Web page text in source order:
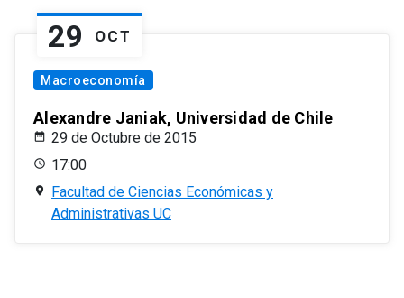
29 OCT
Macroeconomía
Alexandre Janiak, Universidad de Chile
29 de Octubre de 2015
17:00
Facultad de Ciencias Económicas y
Administrativas UC